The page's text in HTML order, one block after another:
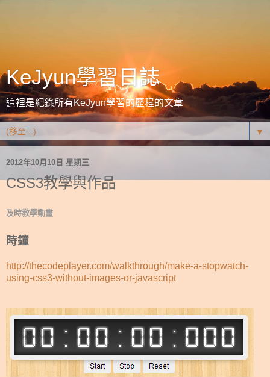
KeJyun學習日誌
這裡是紀錄所有KeJyun學習的歷程的文章
▼
2012年10月10日 星期三
CSS3教學與作品
及時教學動畫
時鐘
http://thecodeplayer.com/walkthrough/make-a-stopwatch-
using-css3-without-images-or-javascript